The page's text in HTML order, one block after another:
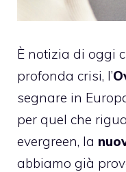
È notizia di oggi
profonda crisi, l’
segnare in
per quel che
evergreen, la
abbiamo già